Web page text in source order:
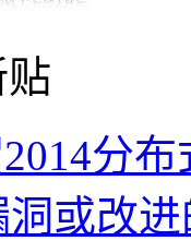
分
洞或改